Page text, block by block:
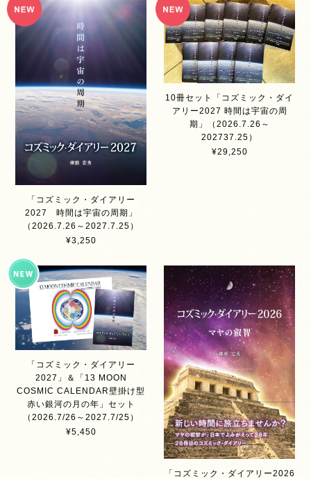
「コズミック・ダイアリー
2027 時間は宇宙の周期」
（2026.7.26～2027.7.25）
¥3,250
10冊セット「コズミック・ダイ
アリー2027 時間は宇宙の周
期」（2026.7.26～
202737.25）
¥29,250
「コズミック・ダイアリー
2027」＆「13 MOON
COSMIC CALENDAR壁掛け型
赤い銀河の月の年」セット
（2026.7/26～2027.7/25）
¥5,450
「コズミック・ダイアリー2026